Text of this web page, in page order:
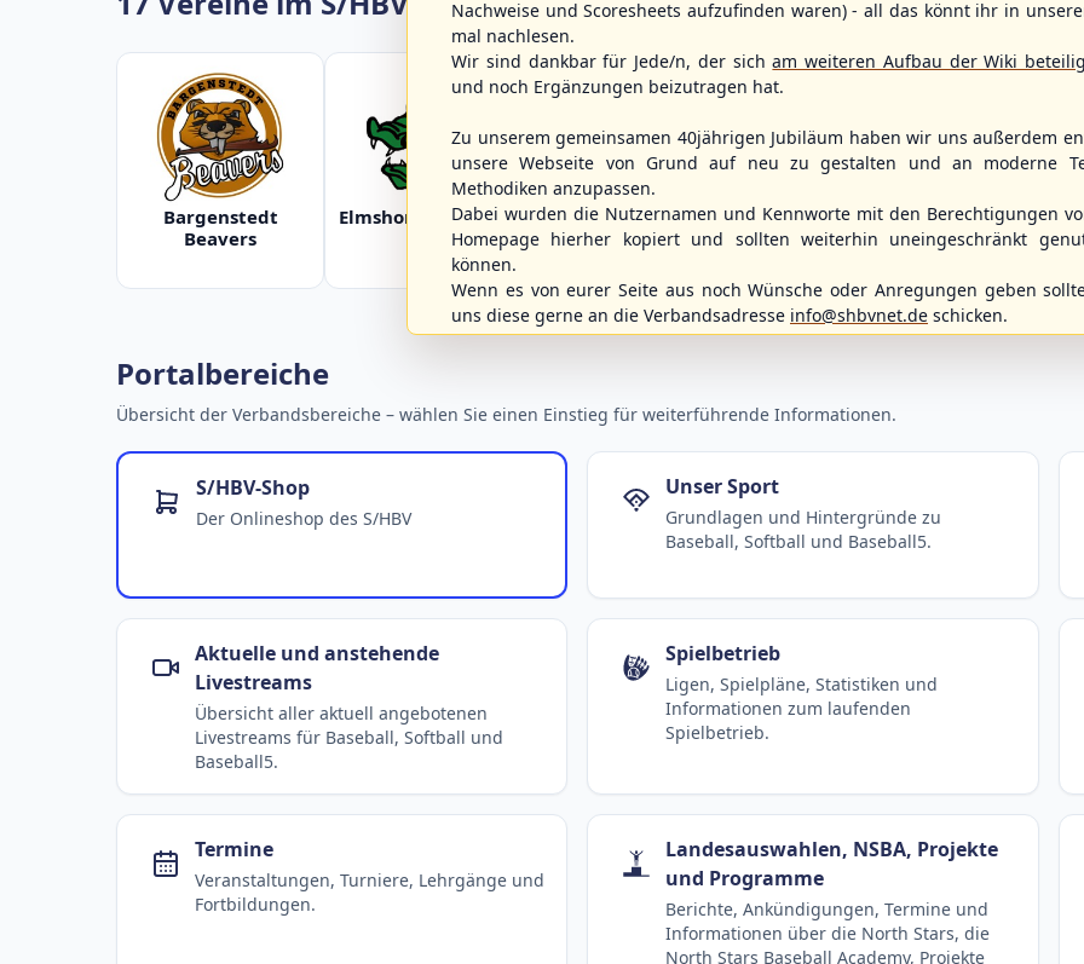
Bargenstedt
Beavers
Elmshorn Alligators Fehmarn Islanders Flensburg Baltics
Greifswald
Portalbereiche
Übersicht der Verbandsbereiche – wählen Sie einen Einstieg für weiterführende Informationen.
S/HBV-Shop
Der Onlineshop des S/HBV
Unser Sport
Grundlagen und Hintergründe zu
Baseball, Softball und Baseball5.
Aktuelle und anstehende
Livestreams
Übersicht aller aktuell angebotenen
Livestreams für Baseball, Softball und
Baseball5.
Spielbetrieb
Ligen, Spielpläne, Statistiken und
Informationen zum laufenden
Spielbetrieb.
Termine
Veranstaltungen, Turniere, Lehrgänge und
Fortbildungen.
Landesauswahlen, NSBA, Projekte
und Programme
Berichte, Ankündigungen, Termine und
Informationen über die North Stars, die
North Stars Baseball Academy, Projekte
Nachweise und Scoresheets aufzufinden waren) - all das könnt ihr in
mal nachlesen.
Wir sind dankbar für Jede/n, der sicham weiteren Aufbau der Wiki
und noch Ergänzungen beizutragen hat.
Zu unserem gemeinsamen 40jährigen Jubiläum haben wir uns außerdem
unsere Webseite von Grund auf neu zu gestalten und an moderne
Methodiken anzupassen.
Dabei wurden die Nutzernamen und Kennworte mit den Berechtigungen
Homepage hierher kopiert und sollten weiterhin uneingeschränkt
können.
Wenn es von eurer Seite aus noch Wünsche oder Anregungen geben
uns diese gerne an die Verbandsadresse info@shbvnet.de schicken.